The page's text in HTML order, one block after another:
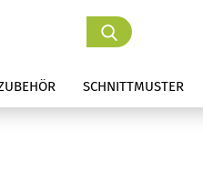
SCHNITTMUSTER